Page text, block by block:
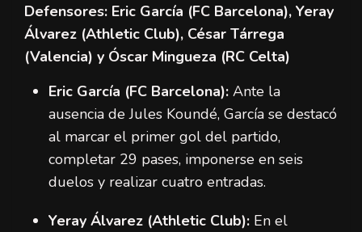
Defensores: Eric García (FC Barcelona), Yeray
Álvarez (Athletic Club), César Tárrega
(Valencia) y Óscar Mingueza (RC Celta)
Eric García (FC Barcelona): Ante la
ausencia de Jules Koundé, García se destacó
al marcar el primer gol del partido,
completar 29 pases, imponerse en seis
duelos y realizar cuatro entradas.
Yeray Álvarez (Athletic Club): En el